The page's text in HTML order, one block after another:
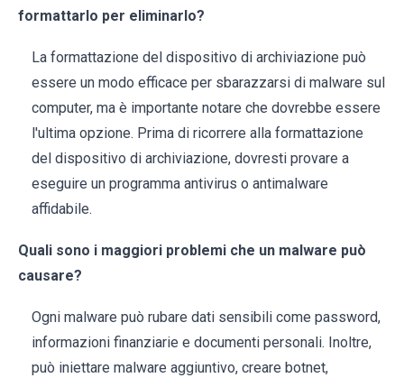
formattarlo per eliminarlo?
La formattazione del dispositivo di archiviazione può
essere un modo efficace per sbarazzarsi di malware sul
computer, ma è importante notare che dovrebbe essere
l'ultima opzione. Prima di ricorrere alla formattazione
del dispositivo di archiviazione, dovresti provare a
eseguire un programma antivirus o antimalware
affidabile.
Quali sono i maggiori problemi che un malware può
causare?
Ogni malware può rubare dati sensibili come password,
informazioni finanziarie e documenti personali. Inoltre,
può iniettare malware aggiuntivo, creare botnet,